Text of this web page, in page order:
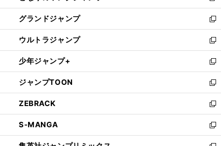
ウ
で
開
く
ン
ド
ウ
で
開
く
ウ
ィ
ン
ド
ウ
で
開
く
し
い
ウ
ィ
ン
ド
ウ
で
開
く
グランドジャンプ
新
し
い
ウ
ィ
ン
ド
ウ
で
開
く
ウルトラジャンプ
新
し
い
ウ
ィ
ン
ド
ウ
で
開
少年ジャンプ+
新
し
い
ウ
ィ
ン
ド
ウ
ジャンプTOON
新
し
い
ウ
ィ
ン
ZEBRACK
新
し
い
ウ
S-MANGA
新
し